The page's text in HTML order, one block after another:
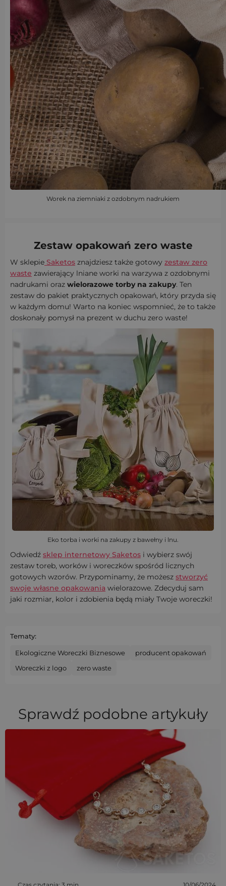
Worek na ziemniaki z ozdobnym nadrukiem
Zestaw opakowań zero waste
W sklepie Saketos znajdziesz także gotowy zestaw zero
waste zawierający lniane worki na warzywa z ozdobnymi
nadrukami oraz wielorazowe torby na zakupy. Ten
zestaw do pakiet praktycznych opakowań, który przyda się
w każdym domu! Warto na koniec wspomnieć, że to także
doskonały pomysł na prezent w duchu zero waste!
Eko torba i worki na zakupy z bawełny i lnu.
Odwiedź sklep internetowy Saketos i wybierz swój
zestaw toreb, worków i woreczków spośród licznych
gotowych wzorów. Przypominamy, że możesz stworzyć
swoje własne opakowania wielorazowe. Zdecyduj sam
jaki rozmiar, kolor i zdobienia będą miały Twoje woreczki!
Tematy:
Ekologiczne Woreczki Biznesowe
producent opakowań
Woreczki z logo
zero waste
Sprawdź podobne artykuły